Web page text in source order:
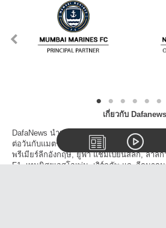
เกี่ยวกับ Dafanews
DafaNews นำเสนอข่าวเด่นข่าวดังทุกวงการ
ต่อวันกับแมตช์, สกอร์, ตารางแข่งขัน และเรื่อ
พรีเมียร์ลีกอังกฤษ, ยูฟ่า แชมเปี้ยนส์ลีก, ลาลีก้
F1, เทนนิสยูเอสโอเพ่น, เวิร์ลคัพ และอีกมาก